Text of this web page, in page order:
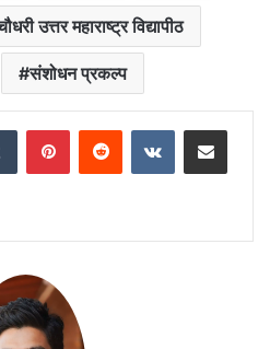
उत्तर महाराष्ट्र विद्यापीठ
संशोधन प्रकल्प
Tumblr PinterestReddit VKontakteShare via Email